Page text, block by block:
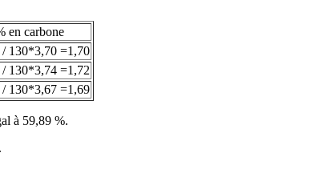
en carbone
130*3,70 =1,70
130*3,74 =1,72
130*3,67 =1,69
à 59,89 %.